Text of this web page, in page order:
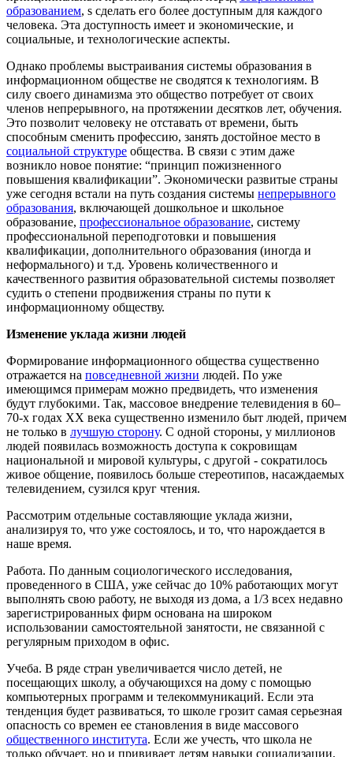
образованием, ѕ сделать его более доступным для каждого
человека. Эта доступность имеет и экономические, и
социальные, и технологические аспекты.
Однако проблемы выстраивания системы образования в
информационном обществе не сводятся к технологиям. В
силу своего динамизма это общество потребует от своих
членов непрерывного, на протяжении десятков лет, обучения.
Это позволит человеку не отставать от времени, быть
способным сменить профессию, занять достойное место в
социальной структуре общества. В связи с этим даже
возникло новое понятие: “принцип пожизненного
повышения квалификации”. Экономически развитые страны
уже сегодня встали на путь создания системы непрерывного
образования, включающей дошкольное и школьное
образование, профессиональное образование, систему
профессиональной переподготовки и повышения
квалификации, дополнительного образования (иногда и
неформального) и т.д. Уровень количественного и
качественного развития образовательной системы позволяет
судить о степени продвижения страны по пути к
информационному обществу.
Изменение уклада жизни людей
Формирование информационного общества существенно
отражается на повседневной жизни людей. По уже
имеющимся примерам можно предвидеть, что изменения
будут глубокими. Так, массовое внедрение телевидения в 60–
70-х годах ХХ века существенно изменило быт людей, причем
не только в лучшую сторону. С одной стороны, у миллионов
людей появилась возможность доступа к сокровищам
национальной и мировой культуры, с другой - сократилось
живое общение, появилось больше стереотипов, насаждаемых
телевидением, сузился круг чтения.
Рассмотрим отдельные составляющие уклада жизни,
анализируя то, что уже состоялось, и то, что нарождается в
наше время.
Работа. По данным социологического исследования,
проведенного в США, уже сейчас до 10% работающих могут
выполнять свою работу, не выходя из дома, а 1/3 всех недавно
зарегистрированных фирм основана на широком
использовании самостоятельной занятости, не связанной с
регулярным приходом в офис.
Учеба. В ряде стран увеличивается число детей, не
посещающих школу, а обучающихся на дому с помощью
компьютерных программ и телекоммуникаций. Если эта
тенденция будет развиваться, то школе грозит самая серьезная
опасность со времен ее становления в виде массового
общественного института. Если же учесть, что школа не
только обучает, но и прививает детям навыки социализации,